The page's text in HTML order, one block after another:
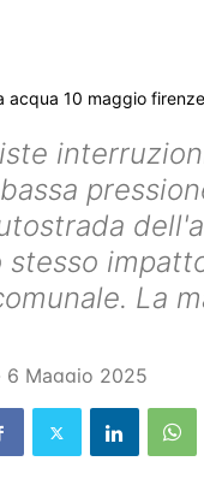
stesso
La
6 Maggio 2025